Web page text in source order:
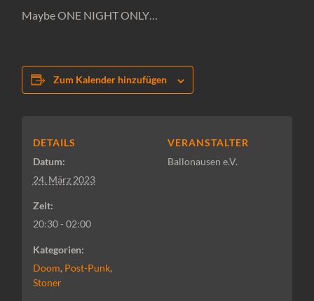
Maybe ONE NIGHT ONLY…
Zum Kalender hinzufügen
DETAILS
Datum:
24. März 2023
Zeit:
20:30 - 02:00
Kategorien:
Doom, Post-Punk,
Stoner
VERANSTALTER
Ballonausen e.V.